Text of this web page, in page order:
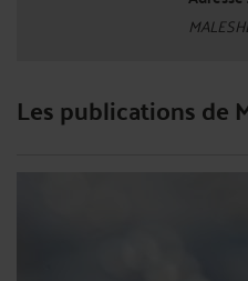
Les publications de